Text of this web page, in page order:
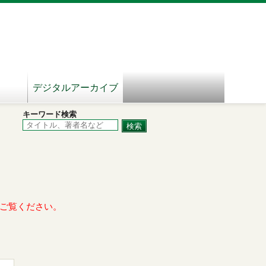
デジタルアーカイブ
キーワード検索
覧ください。